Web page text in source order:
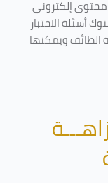
محتوى إلكتروني
أسئلة الاختبار
الطائف ويمكنها